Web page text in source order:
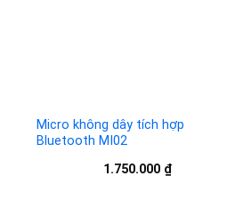
Micro không dây tích hợp
Bluetooth MI02
1.750.000 ₫